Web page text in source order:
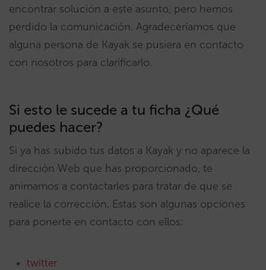
encontrar solución a este asunto, pero hemos
perdido la comunicación. Agradeceríamos que
alguna persona de Kayak se pusiera en contacto
con nosotros para clarificarlo.
Si esto le sucede a tu ficha ¿Qué
puedes hacer?
Si ya has subido tus datos a Kayak y no aparece la
dirección Web que has proporcionado, te
animamos a contactarles para tratar de que se
realice la corrección. Estas son algunas opciones
para ponerte en contacto con ellos:
twitter